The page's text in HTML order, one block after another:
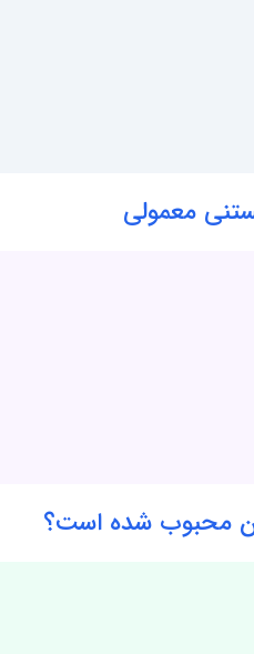
معمولی
محبوب شده است؟